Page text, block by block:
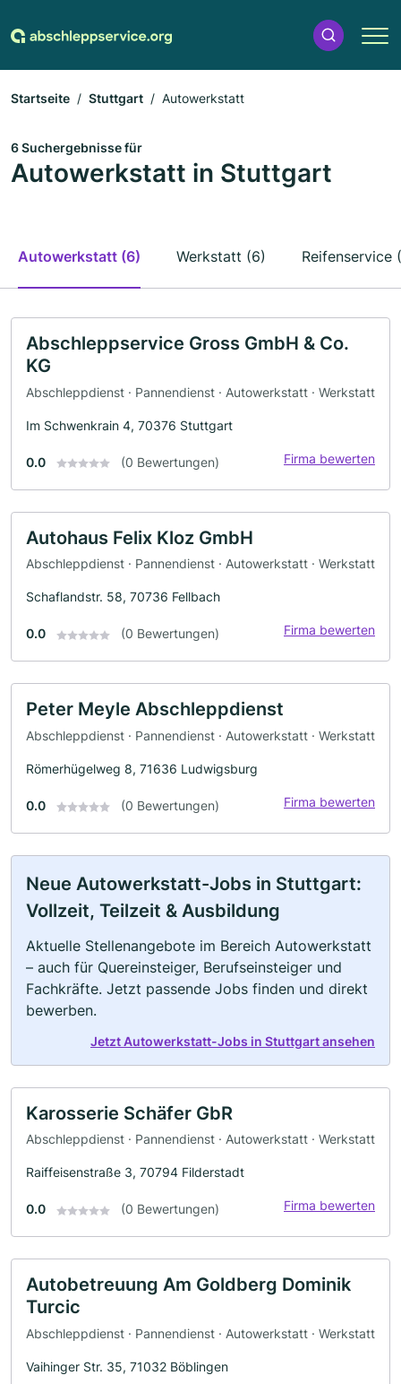
Startseite Stuttgart Autowerkstatt
6 Suchergebnisse für
Autowerkstatt in Stuttgart
Autowerkstatt (6) Werkstatt (6) Reifenservice
Abschleppservice Gross GmbH & Co.
KG
Abschleppdienst · Pannendienst · Autowerkstatt · Werkstatt
Im Schwenkrain 4, 70376 Stuttgart
0.0 (0 Bewertungen) Firma bewerten
Autohaus Felix Kloz GmbH
Abschleppdienst · Pannendienst · Autowerkstatt · Werkstatt
Schaflandstr. 58, 70736 Fellbach
0.0 (0 Bewertungen) Firma bewerten
Peter Meyle Abschleppdienst
Abschleppdienst · Pannendienst · Autowerkstatt · Werkstatt
Römerhügelweg 8, 71636 Ludwigsburg
0.0 (0 Bewertungen) Firma bewerten
Neue Autowerkstatt-Jobs in Stuttgart:
Vollzeit, Teilzeit & Ausbildung
Aktuelle Stellenangebote im Bereich Autowerkstatt
– auch für Quereinsteiger, Berufseinsteiger und
Fachkräfte. Jetzt passende Jobs finden und direkt
bewerben.
Jetzt Autowerkstatt-Jobs in Stuttgart ansehen
Karosserie Schäfer GbR
Abschleppdienst · Pannendienst · Autowerkstatt · Werkstatt
Raiffeisenstraße 3, 70794 Filderstadt
0.0 (0 Bewertungen) Firma bewerten
Autobetreuung Am Goldberg Dominik
Turcic
Abschleppdienst · Pannendienst · Autowerkstatt · Werkstatt
Vaihinger Str. 35, 71032 Böblingen